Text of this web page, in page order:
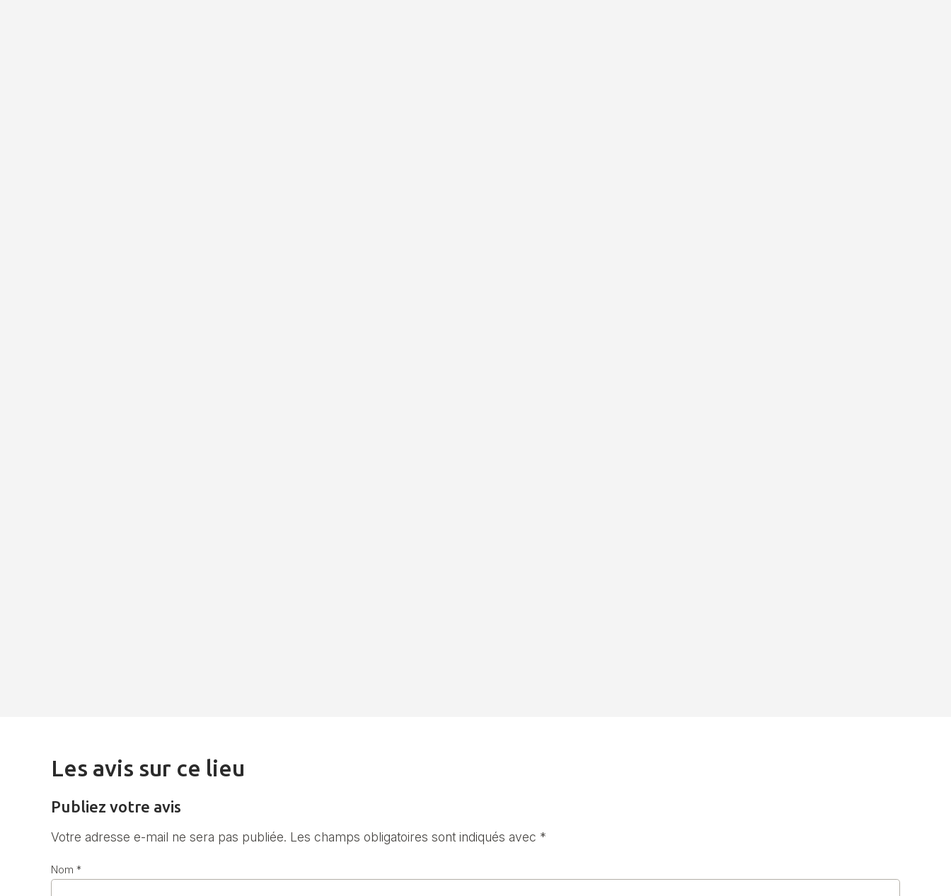
Les avis sur ce lieu
Publiez votre avis
Votre adresse e-mail ne sera pas publiée. Les champs obligatoires sont indiqués avec *
Nom *